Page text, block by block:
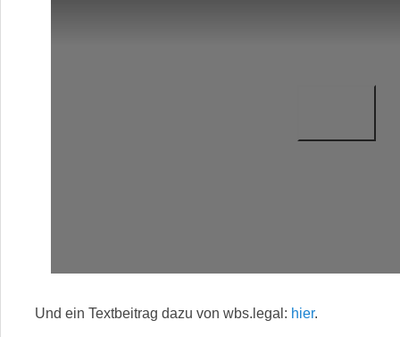
Und ein Textbeitrag dazu von wbs.legal: hier.